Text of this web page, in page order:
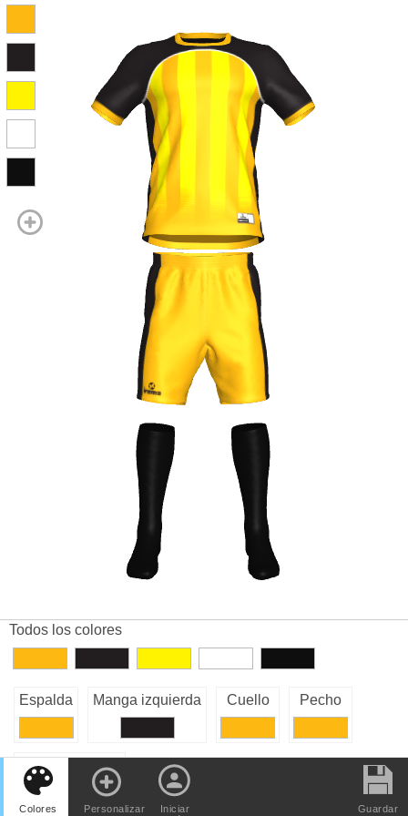
Colores Personalizar
Iniciar
Guardar
Todos los colores
Espalda Manga izquierda Cuello Pecho
Manga derecha